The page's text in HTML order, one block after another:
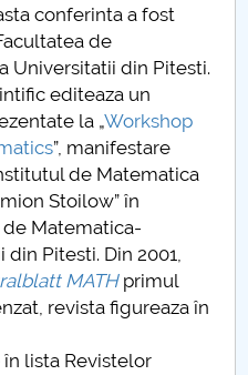
conferinta a fost
de
Universitatii din Pitesti.
editeaza un
la „Workshop
”, manifestare
de Matematica
Stoilow” în
Matematica-
Pitesti. Din 2001,
MATH primul
revista figureaza în
lista Revistelor